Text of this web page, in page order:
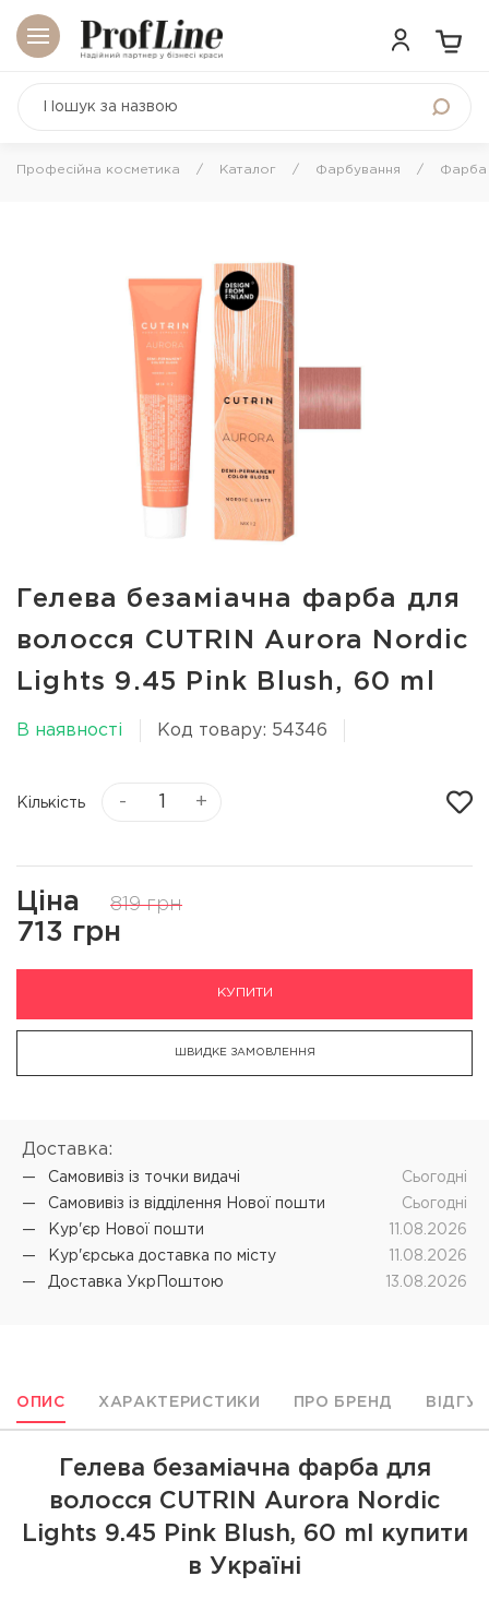
Професійна косметика Каталог Фарбування Фарба
Гелева безаміачна фарба для
волосся CUTRIN Aurora Nordic
Lights 9.45 Pink Blush, 60 ml
В наявності Код товару: 54346
Кількість - +
Ціна 819 грн
713 грн
КУПИТИ
ШВИДКЕ ЗАМОВЛЕННЯ
Доставка:
Самовивіз iз точки видачі
Cьогодні
Самовивіз iз відділення Нової пошти
Cьогодні
Кур'єр Нової пошти
11.08.2026
Кур'єрська доставка по місту
11.08.2026
Доставка УкрПоштою
13.08.2026
ОПИС ХАРАКТЕРИСТИКИ ПРО БРЕНД
Гелева безаміачна фарба для
волосся CUTRIN Aurora Nordic
Lights 9.45 Pink Blush, 60 ml купити
в Україні